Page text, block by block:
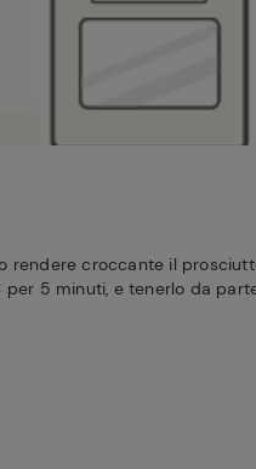
rendere croccante il
per 5 minuti, e tenerlo da